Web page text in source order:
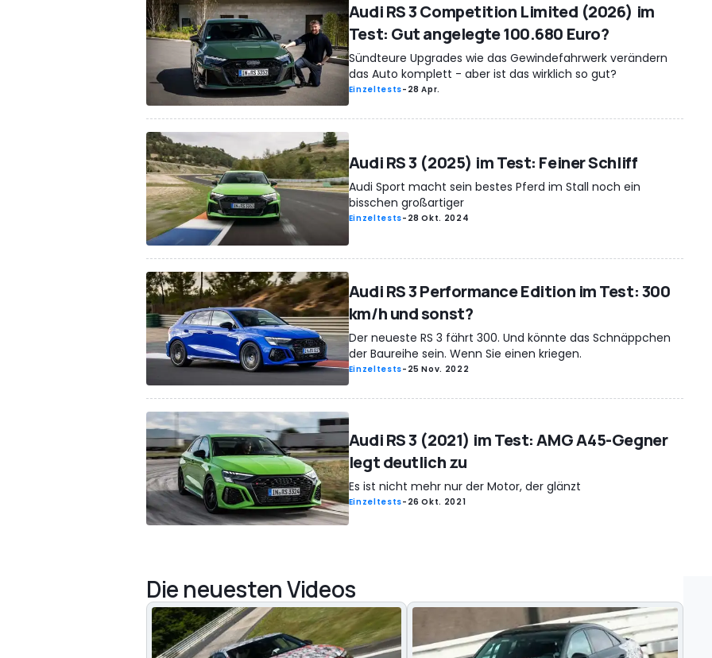
Audi RS 3 Competition Limited (2026) im
Test: Gut angelegte 100.680 Euro?
Sündteure Upgrades wie das Gewindefahrwerk verändern
das Auto komplett - aber ist das wirklich so gut?
Einzeltests- 28 Apr.
Audi RS 3 (2025) im Test: Feiner Schliff
Audi Sport macht sein bestes Pferd im Stall noch ein
bisschen großartiger
Einzeltests- 28 Okt. 2024
Audi RS 3 Performance Edition im Test: 300
km/h und sonst?
Der neueste RS 3 fährt 300. Und könnte das Schnäppchen
der Baureihe sein. Wenn Sie einen kriegen.
Einzeltests- 25 Nov. 2022
Audi RS 3 (2021) im Test: AMG A45-Gegner
legt deutlich zu
Es ist nicht mehr nur der Motor, der glänzt
Einzeltests- 26 Okt. 2021
Die neuesten Videos